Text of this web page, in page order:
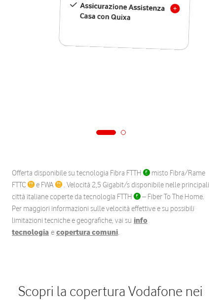
Assicurazione Assistenza
Casa con Quixa
Offerta disponibile su tecnologia Fibra FTTH
misto Fibra/Rame
FTTC
e FWA
. Velocità 2,5 Gigabit/s disponibile nelle principali
città italiane coperte da tecnologia FTTH
– Fiber To The Home.
Per maggiori informazioni sulle velocità effettive e su possibili
limitazioni tecniche e geografiche, vai su info
tecnologia e copertura comuni.
Scopri la copertura Vodafone nei